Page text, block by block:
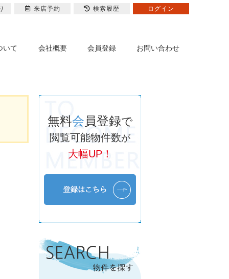
いて 会社概要 会員登録 お問い合わせ
無料会員登録で
閲覧可能物件数が
大幅UP！
来店予約 検索履歴 ログイン